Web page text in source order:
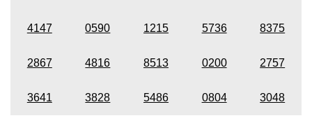
4147 0590 1215 5736 8375
2867 4816 8513 0200 2757
3641 3828 5486 0804 3048